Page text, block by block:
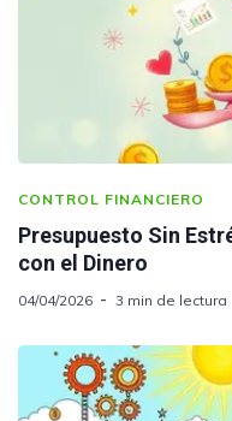
CONTROL FINANCIERO
Presupuesto Sin
con el Dinero
04/04/2026 3 min de lectura